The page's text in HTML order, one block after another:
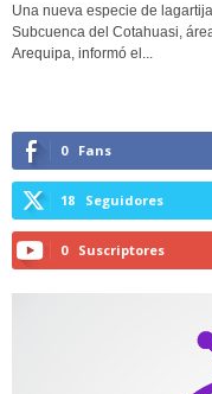
Una nueva especie de
Subcuenca del Cotahuasi,
Arequipa, informó el...
0 Fans
18 Seguidores
0 Suscriptores